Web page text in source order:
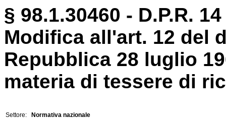
§ 98.1.30460 - D.P.R.
Modifica all'art. 12 del
Repubblica 28 luglio
materia di tessere di
Settore:
Normativa nazionale